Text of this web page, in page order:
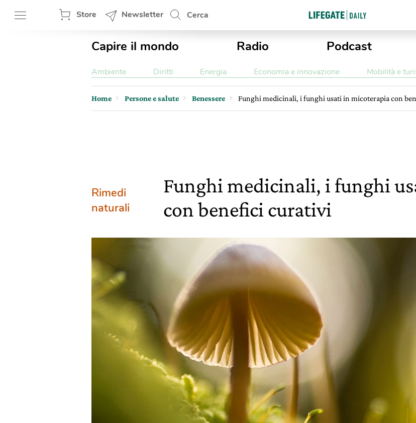
Store Newsletter Cerca
Capire il mondo Radio Podcast
Ambiente Diritti Energia Economia e innovazione Mobilità e
Home Persone e salute Benessere Funghi medicinali, i funghi usati in micoterapia con
Rimedi
naturali
Funghi medicinali, i funghi
con benefici curativi